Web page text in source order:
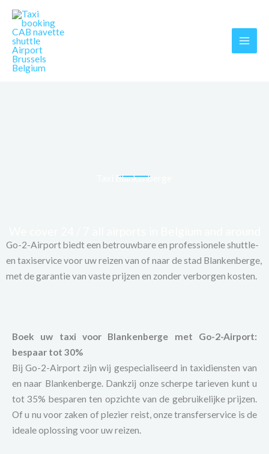
Skip
content
Taxi Blankenberge
Go-2-Airport biedt een betrouwbare en professionele shuttle-
en taxiservice voor uw reizen van of naar de stad Blankenberge,
met de garantie van vaste prijzen en zonder verborgen kosten.
Boek uw taxi voor Blankenberge met Go-2-Airport:
bespaar tot 30%
Bij Go-2-Airport zijn wij gespecialiseerd in taxidiensten van
en naar Blankenberge. Dankzij onze scherpe tarieven kunt u
tot 35% besparen ten opzichte van de gebruikelijke prijzen.
Of u nu voor zaken of plezier reist, onze transferservice is de
ideale oplossing voor uw reizen.